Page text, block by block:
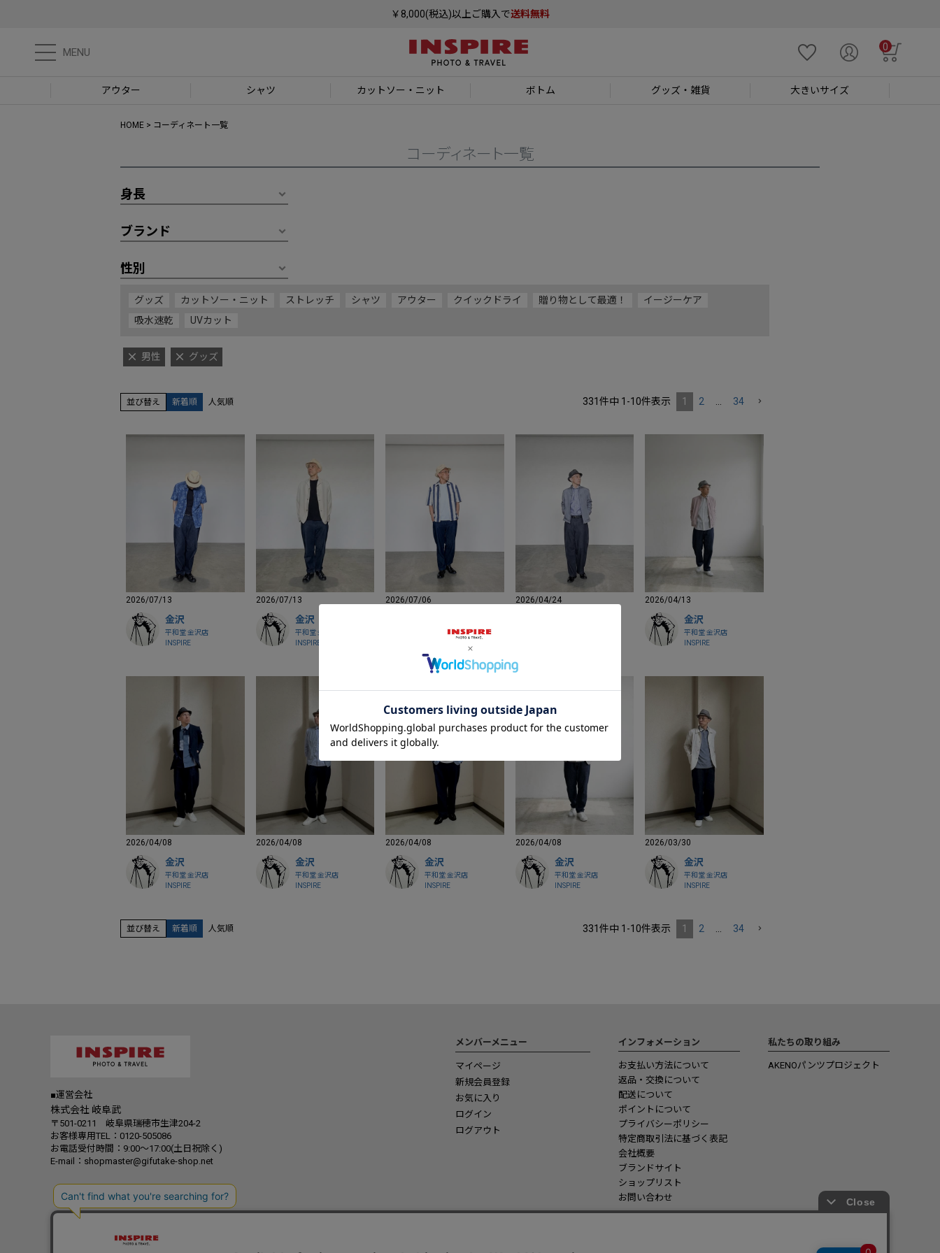
￥8,000(税込)以上ご購入で送料無料
MENU 0
アウター シャツ カットソー ・ニット ボトム グッズ ・雑貨 大きいサイズ
HOME コーディネート一覧
コーディネート一覧
身長
ブランド
性別
グッズ カットソー・ニット ストレッチ シャツ アウター クイックドライ 贈り物として最適！
イージーケア
吸水速乾
UVカット
男性 グッズ
並び替え 新着順 人気順 331 件中 1 -10件表示 1 2 … 34
2026/07/13
金沢
平和堂 金沢店
INSPIRE
2026/07/13
金沢
平和堂 金沢店
INSPIRE
2026/07/06
平和堂 金沢店
2026/04/24 2026/04/13
金沢
平和堂 金沢店
INSPIRE
2026/04/08
金沢
平和堂 金沢店
INSPIRE
2026/04/08
金沢
平和堂 金沢店
INSPIRE
2026/04/08
金沢
平和堂 金沢店
INSPIRE
2026/04/08
金沢
平和堂 金沢店
INSPIRE
2026/03/30
金沢
平和堂 金沢店
INSPIRE
並び替え 新着順 人気順 331件中 1 -10件表示 1 2 34
■運営会社
株式会社 岐阜武
〒501-0211 岐阜県瑞穂市生津204-2
お客様専用TEL：0120-505086
お電話受付時間：9:00～17:00(土日祝除く)
E-mail：shopmaster@gifutake-shop.net
メンバーメニュー
マイページ
新規会員登録
お気に入り
ログイン
ログアウト
インフォメーション
お支払い方法について
返品・交換について
配送について
ポイントについて
プライバシーポリシー
特定商取引法に基づく表記
会社概要
ブランドサイト
ショップリスト
お問い合わせ
私たちの取り組み
AKENOパンツプロジェクト